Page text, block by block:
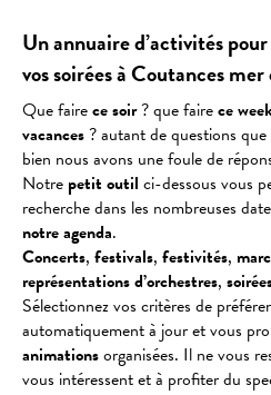
Un annuaire d’activités
vos soirées à Coutances
Que fairece soir? que fairece
vacances? autant de questions
bien nous avons une foule de
Notre petit outil ci-dessous vous
recherche dans les nombreuses
notre agenda.
Concerts, festivals, festivités,
représentationsd’orchestres,
Sélectionnez vos critères de
automatiquement à jour et vous
animationsorganisées. Il ne vous
vous intéressent et à profiter du